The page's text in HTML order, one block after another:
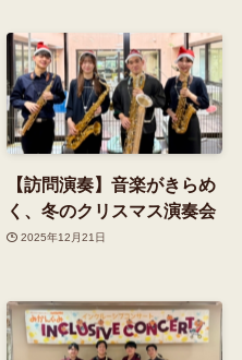
【訪問演奏】音楽がきらめ
く、冬のクリスマス演奏会
2025年12月21日